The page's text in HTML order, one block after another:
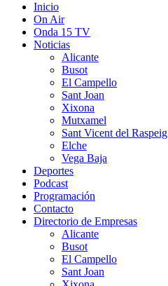
Inicio
On Air
Onda 15 TV
Noticias
Alicante
Busot
El Campello
Sant Joan
Xixona
Mutxamel
Sant Vicent del Raspeig
Elche
Vega Baja
Deportes
Podcast
Programación
Contacto
Directorio de Empresas
Alicante
Busot
El Campello
Sant Joan